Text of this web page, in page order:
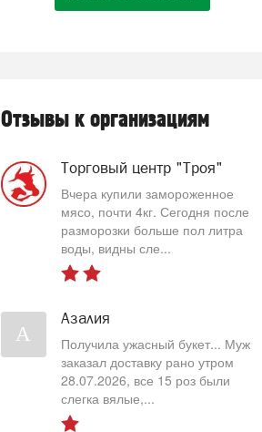
Отзывы к организациям
Торговый центр "Троя"
Вчера купили замороженное
мясо, почти 4кг. Сегодня после
разморозки больше пол литра
воды, видны сле...
А
Азалия
Получила ужасный букет... Муж
заказал доставку рано утром
28.07.2026, все 15 роз были
слегка вялые,...